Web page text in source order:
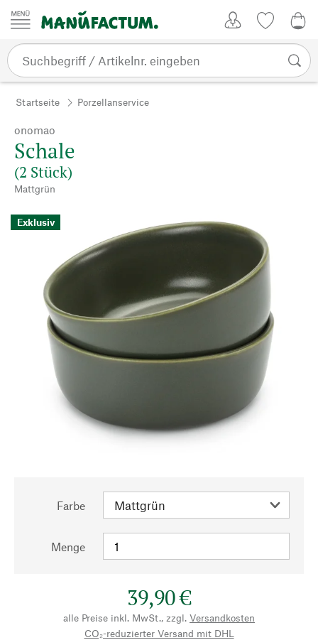
Zum Inhalt springen
Startseite Porzellanservice
onomao
Schale
(2 Stück)
Mattgrün
Exklusiv
Farbe
Menge
39,90 €
alle Preise inkl. MwSt., zzgl. Versandkosten
CO₂-reduzierter Versand mit DHL